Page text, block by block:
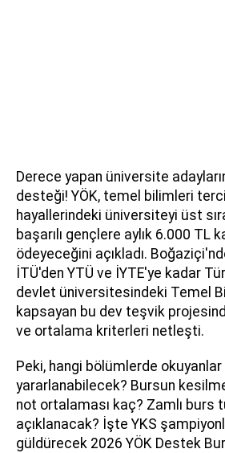
Derece yapan üniversite
desteği! YÖK, temel bilimleri
hayallerindeki üniversiteyi üst
başarılı gençlere aylık 6.000 TL
ödeyeceğini açıkladı.
İTÜ'den YTÜ ve İYTE'ye kadar
devlet üniversitesindeki Temel
kapsayan bu dev teşvik
ve ortalama kriterleri netleşti.
Peki, hangi bölümlerde
yararlanabilecek? Bursun
not ortalaması kaç? Zamlı burs
açıklanacak? İşte YKS
güldürecek 2026 YÖK Destek